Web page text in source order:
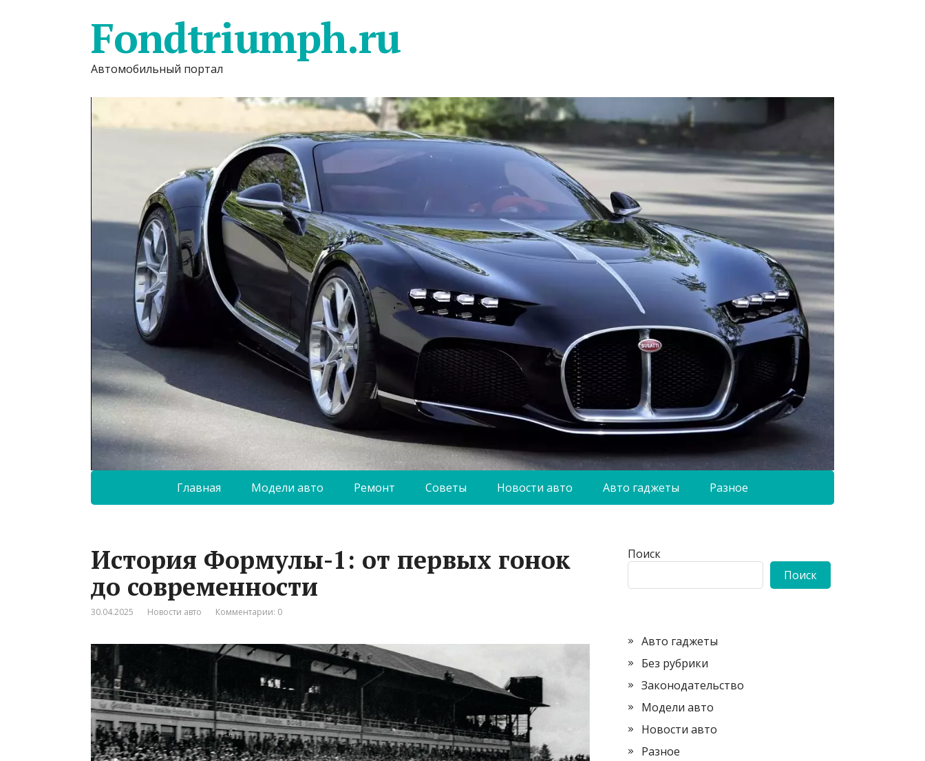
Fondtriumph.ru
Автомобильный портал
Главная Модели авто Ремонт Советы Новости авто Авто гаджеты Разное
История Формулы-1: от первых гонок
до современности
30.04.2025 Новости авто Комментарии: 0
Поиск
Поиск
Авто гаджеты
Без рубрики
Законодательство
Модели авто
Новости авто
Разное